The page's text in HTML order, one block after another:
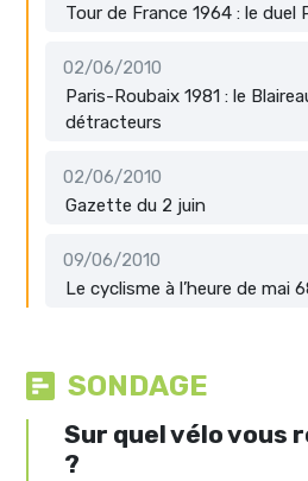
Tour de France 1964 : le duel
02/06/2010
Paris-Roubaix 1981 : le
détracteurs
02/06/2010
Gazette du 2 juin
09/06/2010
Le cyclisme à l’heure de mai
SONDAGE
Sur quel vélo vous
?